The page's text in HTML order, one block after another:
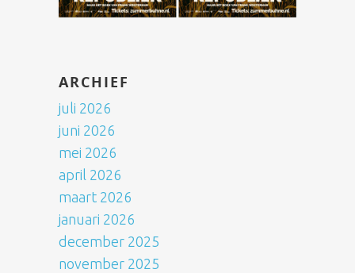
ARCHIEF
juli 2026
juni 2026
mei 2026
april 2026
maart 2026
januari 2026
december 2025
november 2025